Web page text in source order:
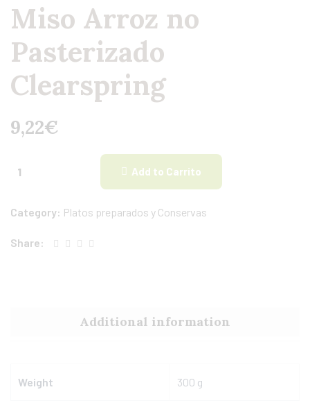
Miso Arroz no
Pasterizado
Clearspring
9,22€
Add to Carrito
Category: Platos preparados y Conservas
Share:
Additional information
Weight 300 g